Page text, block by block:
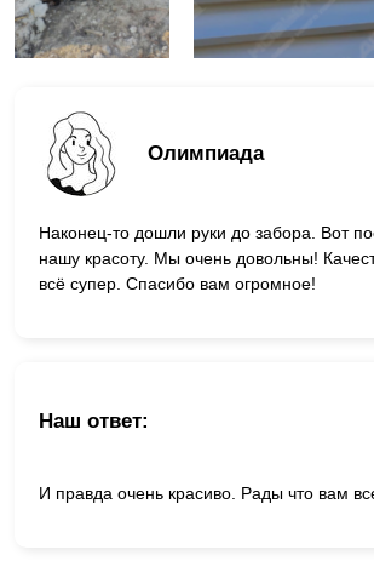
Олимпиада
Наконец-то дошли руки до забора. Вот
нашу красоту. Мы очень довольны!
всё супер. Спасибо вам огромное!
Наш ответ:
И правда очень красиво. Рады что вам